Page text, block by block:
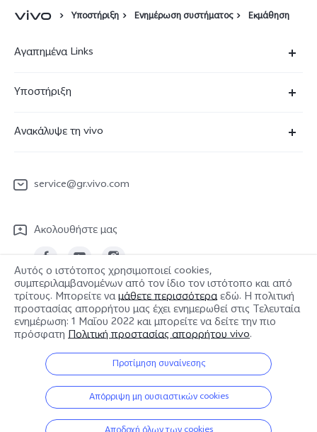
Υποστήριξη Ενημέρωση συστήματος Εκμάθηση
Αγαπημένα Links
V23 5G
Y22s
Y17s
Όλες οι Συσκευές
Υποστήριξη
Επαλήθευση IMEI
Εγχειρίδιο χρήστη
στείλτε για επισκευή
Αρχείο καταγραφής ενημερώσεων
Πολιτική εγγύησης
Ανακάλυψε τη vivo
Τελευταία Νέα
Ανακοίνωση νομικού περιεχομένου
Βιωσιμότητα
Κέντρο απορρήτου της vivo
service@gr.vivo.com
Ακολουθήστε μας
Greece | Επιλέξτε χώρα/περιοχή
© 2026 vivo Mobile Communication Co., Ltd. Με την επιφύλαξη παντός
δικαιώματος.
Πολιτική cookies της vivo | Πολιτική Απορρήτου vivo
Υποστήριξη για το απόρρητο | Πολιτική δεδομένων vivo |
Ρύθμιση cookies
Αυτός ο ιστότοπος χρησιμοποιεί cookies,
συμπεριλαμβανομένων από τον ίδιο τον ιστότοπο και από
τρίτους. Μπορείτε ναμάθετε περισσότεραεδώ. Η πολιτική
προστασίας απορρήτου μας έχει ενημερωθεί στις Τελευταία
ενημέρωση: 1 Μαΐου 2022 και μπορείτε να δείτε την πιο
πρόσφατη Πολιτική προστασίας απορρήτου vivo.
Προτίμηση συναίνεσης
Απόρριψη μη ουσιαστικών cookies